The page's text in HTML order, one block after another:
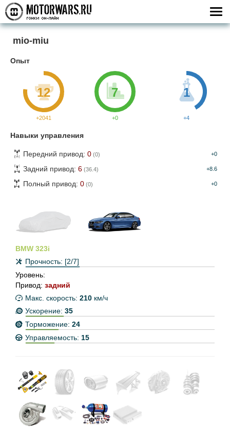
mio-miu
Опыт
12
+2041
7
+0
1
+4
Навыки управления
Передний привод: 0 (0) +0
Задний привод: 6 (36.4) +8.6
Полный привод: 0 (0) +0
BMW 323i
Прочность: [2/7]
Уровень:
Привод: задний
Макс. скорость: 210 км/ч
Ускорение: 35
Торможение: 24
Управляемость: 15